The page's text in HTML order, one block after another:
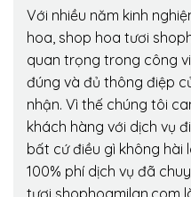
Với nhiều năm kinh
hoa, shop hoa tươi
quan trọng trong công
đúng và đủ thông điệp
nhận. Vì thế chúng tôi
khách hàng với dịch vụ
bất cứ điều gì không hài
100% phí dịch vụ đã
tươi shophoamilan.com